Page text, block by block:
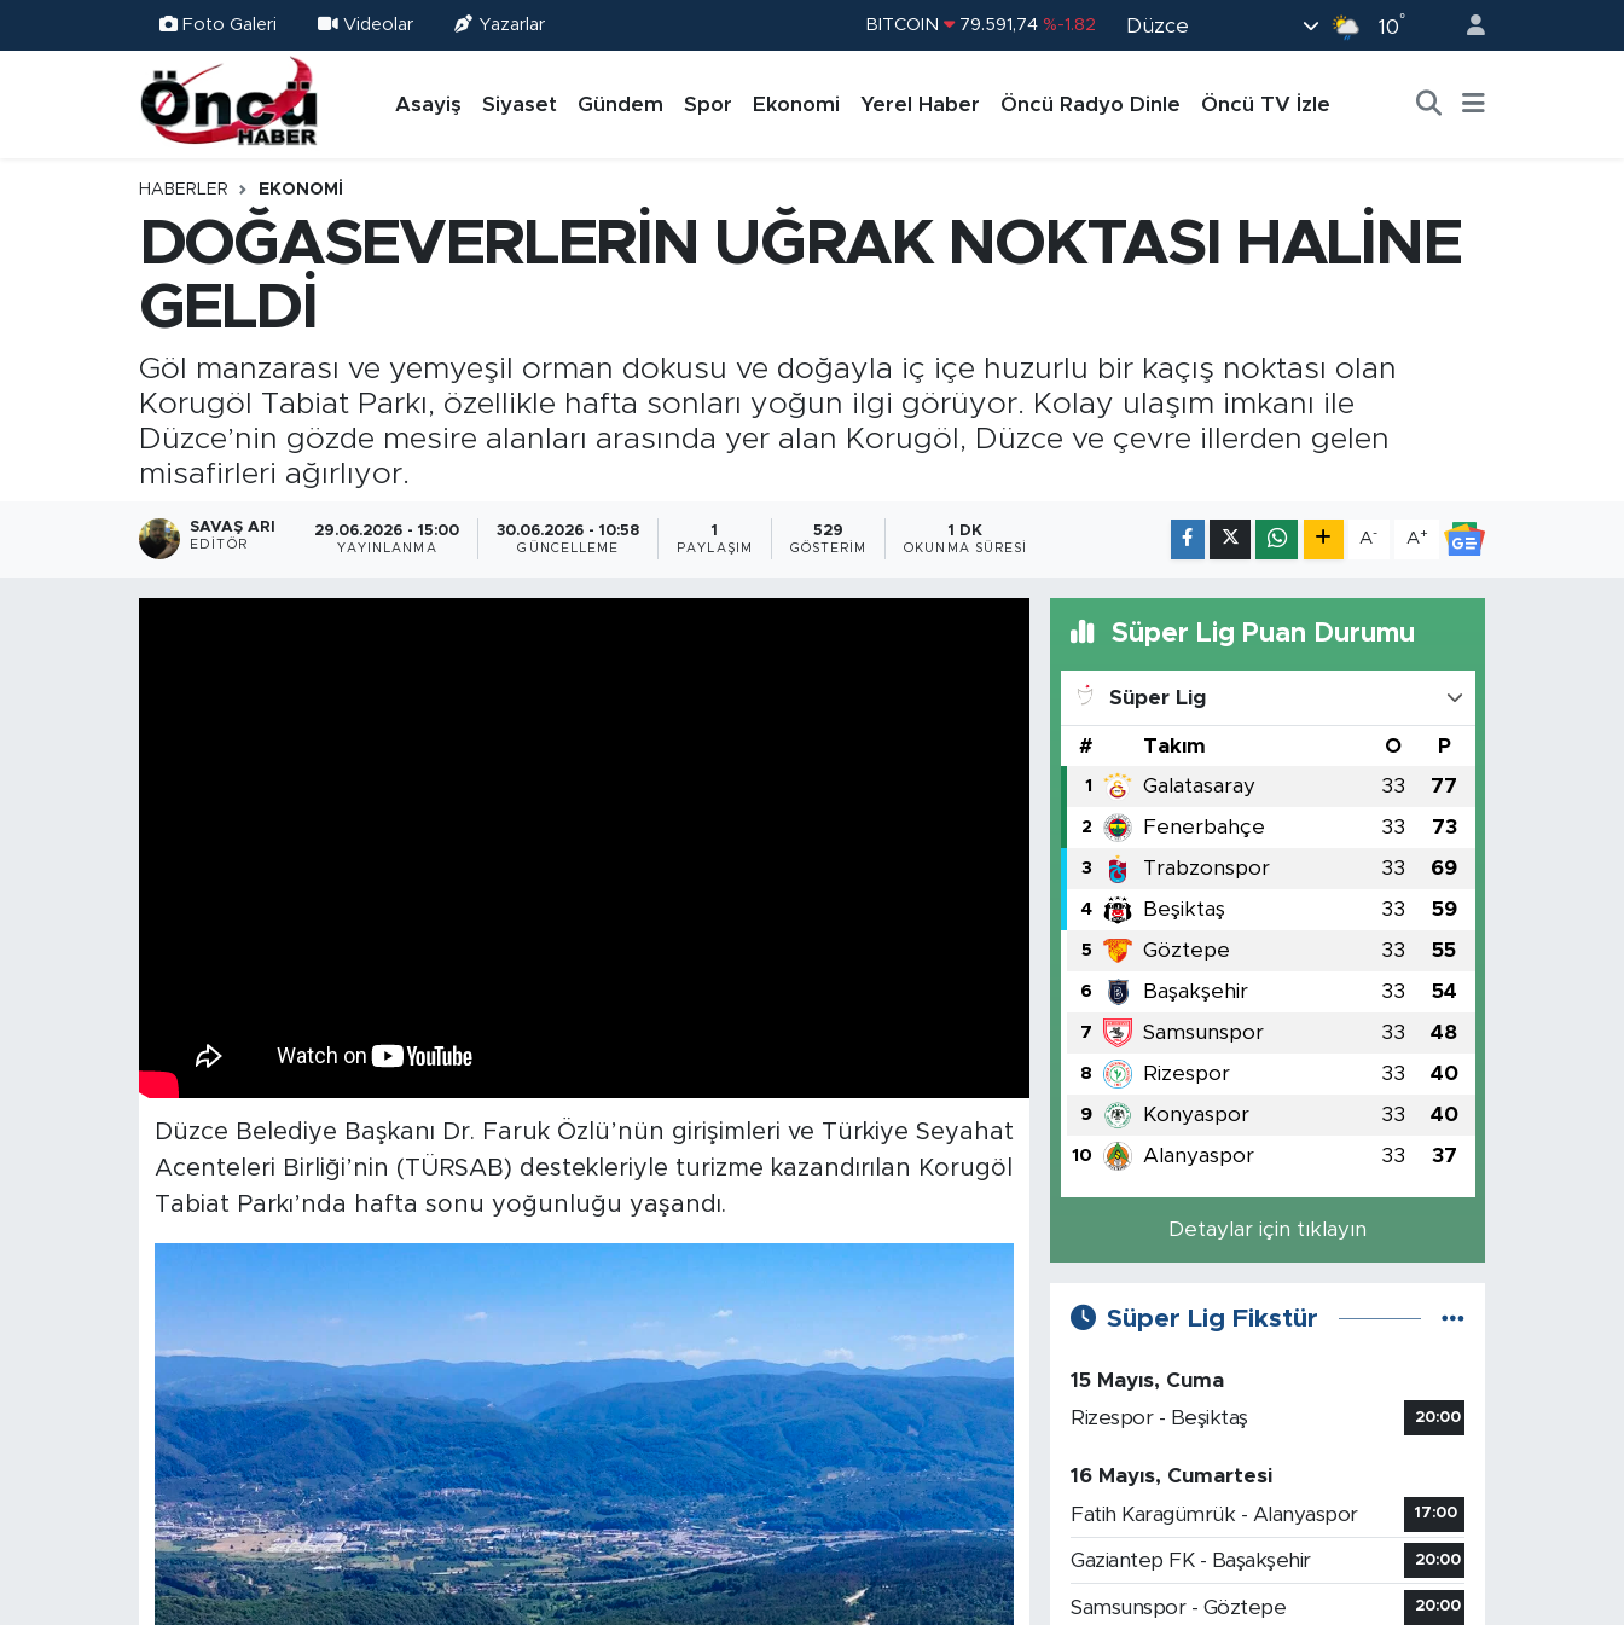
Foto Galeri Videolar Yazarlar DOLAR 45,43620 %0.02
STERLİN 61,60380 %0.18
BITCOIN 79.591,74 %-1.82
Düzce 10°
Asayiş Siyaset Gündem Spor Ekonomi Yerel Haber Öncü Radyo Dinle Öncü TV İzle
HABERLER EKONOMI
DOĞASEVERLERİN UĞRAK NOKTASI HALİNE
GELDİ
Göl manzarası ve yemyeşil orman dokusu ve doğayla iç içe huzurlu bir kaçış noktası olan
Korugöl Tabiat Parkı, özellikle hafta sonları yoğun ilgi görüyor. Kolay ulaşım imkanı ile
Düzce’nin gözde mesire alanları arasında yer alan Korugöl, Düzce ve çevre illerden gelen
misafirleri ağırlıyor.
SAVAŞ ARI
EDITÖR
29.06.2026 - 15:00
YAYINLANMA
30.06.2026 - 10:58
GÜNCELLEME
1
PAYLAŞIM
529
GÖSTERIM
1 DK
OKUNMA SÜRESI
A- A+
Düzce Belediye Başkanı Dr. Faruk Özlü’nün girişimleri ve Türkiye Seyahat
Acenteleri Birliği’nin (TÜRSAB) destekleriyle turizme kazandırılan Korugöl
Tabiat Parkı’nda hafta sonu yoğunluğu yaşandı.
Süper Lig Puan Durumu
Süper Lig
# Takım O P
1 Galatasaray 33 77
2 Fenerbahçe 33 73
3 Trabzonspor 33 69
4 Beşiktaş 33 59
5 Göztepe 33 55
6 Başakşehir 33 54
7 Samsunspor 33 48
8 Rizespor 33 40
9 Konyaspor 33 40
10 Alanyaspor 33 37
Detaylar için tıklayın
Süper Lig Fikstür
15 Mayıs, Cuma
Rizespor - Beşiktaş
20:00
16 Mayıs, Cumartesi
Fatih Karagümrük - Alanyaspor
17:00
Gaziantep FK - Başakşehir 20:00
Samsunspor - Göztepe 20:00
Sağlık & Çevre
Yerel Haber
Öncü Radyo Dinle
Öncü TV İzle
Düzce Nöbetçi Eczaneler
Düzce Hava Durumu
Düzce Namaz Vakitleri
Düzce Trafik Yoğunluk Haritası
Tüm Manşetler
Son Dakika Haberleri
Haber Arşivi